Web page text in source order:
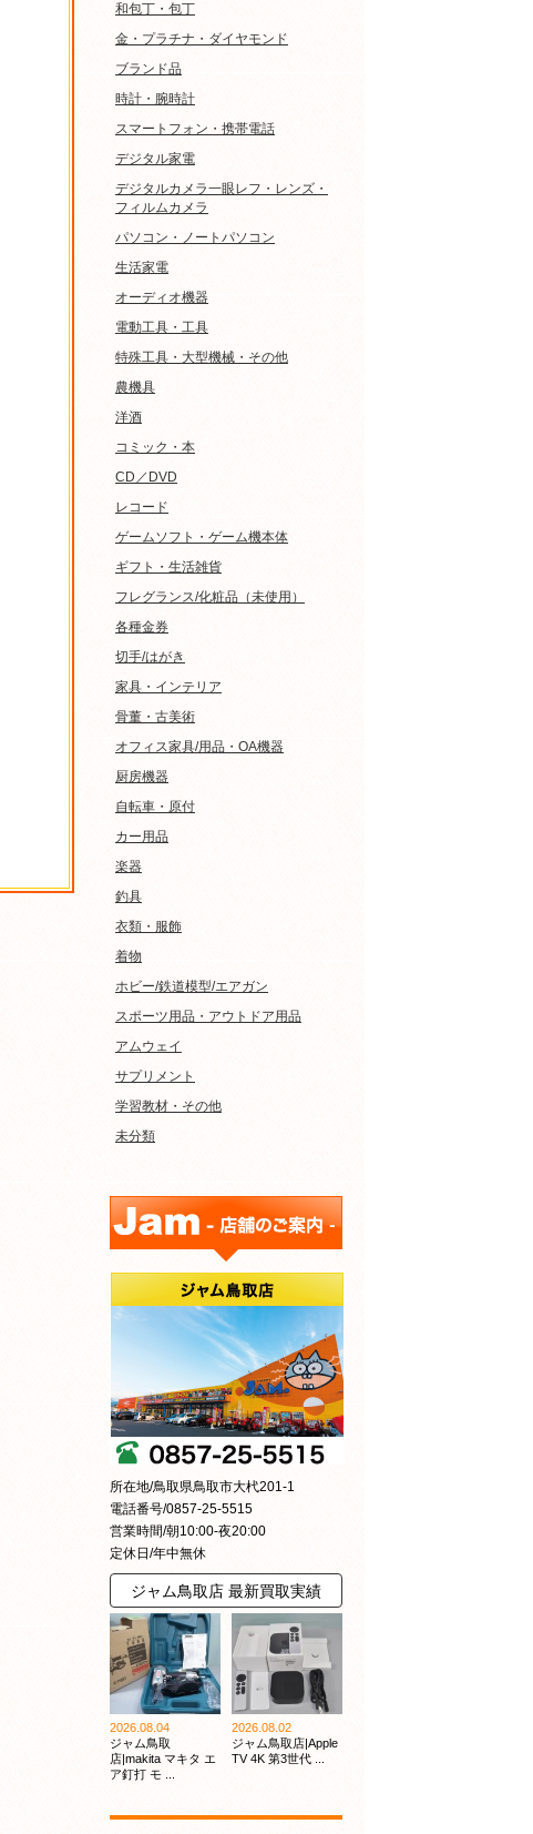
和包丁・包丁
金・プラチナ・ダイヤモンド
ブランド品
時計・腕時計
スマートフォン・携帯電話
デジタル家電
デジタルカメラ一眼レフ・レンズ・
フィルムカメラ
パソコン・ノートパソコン
生活家電
オーディオ機器
電動工具・工具
特殊工具・大型機械・その他
農機具
洋酒
コミック・本
CD／DVD
レコード
ゲームソフト・ゲーム機本体
ギフト・生活雑貨
フレグランス/化粧品（未使用）
各種金券
切手/はがき
家具・インテリア
骨董・古美術
オフィス家具/用品・OA機器
厨房機器
自転車・原付
カー用品
楽器
釣具
衣類・服飾
着物
ホビー/鉄道模型/エアガン
スポーツ用品・アウトドア用品
アムウェイ
サプリメント
学習教材・その他
未分類
所在地/鳥取県鳥取市大杙201-1
電話番号/0857-25-5515
営業時間/朝10:00-夜20:00
定休日/年中無休
ジャム鳥取店 最新買取実績
2026.08.04
ジャム鳥取
店|makita マキタ エ
ア釘打 モ ...
2026.08.02
ジャム鳥取店|Apple
TV 4K 第3世代 ...